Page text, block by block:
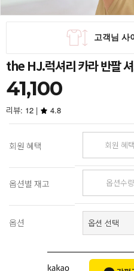
the HJ.럭셔리 카라 반팔
41,100
리뷰: 12 | 4.8
회원 혜택 회원 혜
옵션별 재고 옵션수
옵션